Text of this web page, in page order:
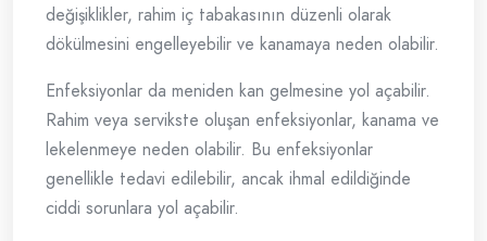
değişiklikler, rahim iç tabakasının düzenli olarak
dökülmesini engelleyebilir ve kanamaya neden olabilir.
Enfeksiyonlar da meniden kan gelmesine yol açabilir.
Rahim veya servikste oluşan enfeksiyonlar, kanama ve
lekelenmeye neden olabilir. Bu enfeksiyonlar
genellikle tedavi edilebilir, ancak ihmal edildiğinde
ciddi sorunlara yol açabilir.